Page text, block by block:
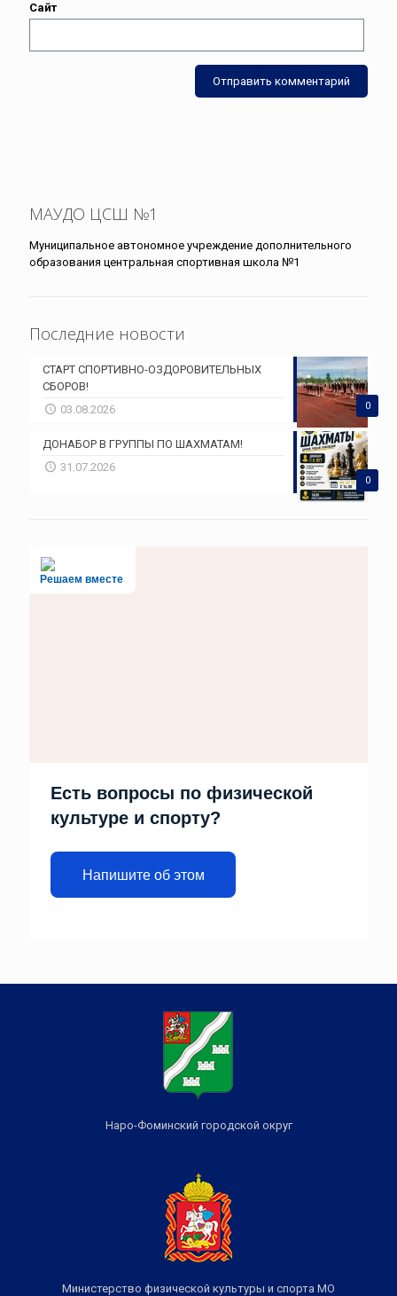
Сайт
МАУДО ЦСШ №1
Муниципальное автономное учреждение дополнительного
образования центральная спортивная школа №1
Последние новости
0
СТАРТ СПОРТИВНО-ОЗДОРОВИТЕЛЬНЫХ
СБОРОВ!
03.08.2026
0
ДОНАБОР В ГРУППЫ ПО ШАХМАТАМ!
31.07.2026
Решаем вместе
Есть вопросы по физической
культуре и спорту?
Напишите об этом
Наро-Фоминский городской округ
Министерство физической культуры и спорта МО